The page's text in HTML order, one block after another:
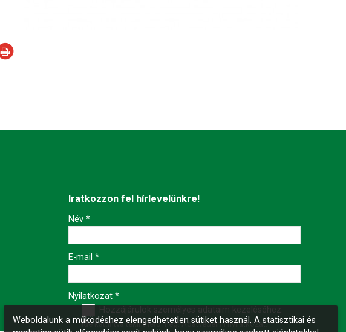
Iratkozzon fel hírlevelünkre!
-
-
-
Név*
E-mail*
Nyilatkozat*
Hozzájárulok személyes adataim kezeléséhez.
Ide kattintva tekinthető meg:Adatvédelmi nyilatkozat.
Weboldalunk a működéshez elengedhetetlen sütiket használ. A statisztikai és